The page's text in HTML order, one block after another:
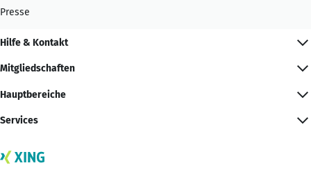
Presse
Hilfe & Kontakt
Mitgliedschaften
Hauptbereiche
Services